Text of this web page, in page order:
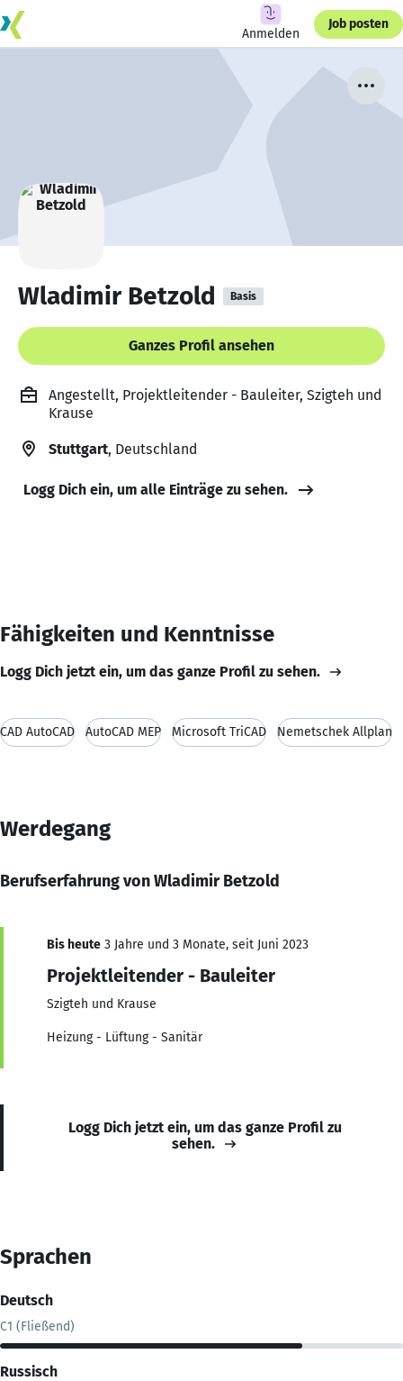
Anmelden
Job posten
Wladimir Betzold Basis
Ganzes Profil ansehen
Angestellt, Projektleitender - Bauleiter, Szigteh und
Krause
Stuttgart, Deutschland
Logg Dich ein, um alle Einträge zu sehen.
Fähigkeiten und Kenntnisse
Logg Dich jetzt ein, um das ganze Profil zu sehen.
CAD AutoCAD AutoCAD MEP Microsoft TriCAD Nemetschek Allplan
Werdegang
Berufserfahrung von Wladimir Betzold
Bis heute 3 Jahre und 3 Monate, seit Juni 2023
Projektleitender - Bauleiter
Szigteh und Krause
Heizung - Lüftung - Sanitär
Logg Dich jetzt ein, um das ganze Profil zu
sehen.
Sprachen
Deutsch
C1 (Fließend)
Russisch